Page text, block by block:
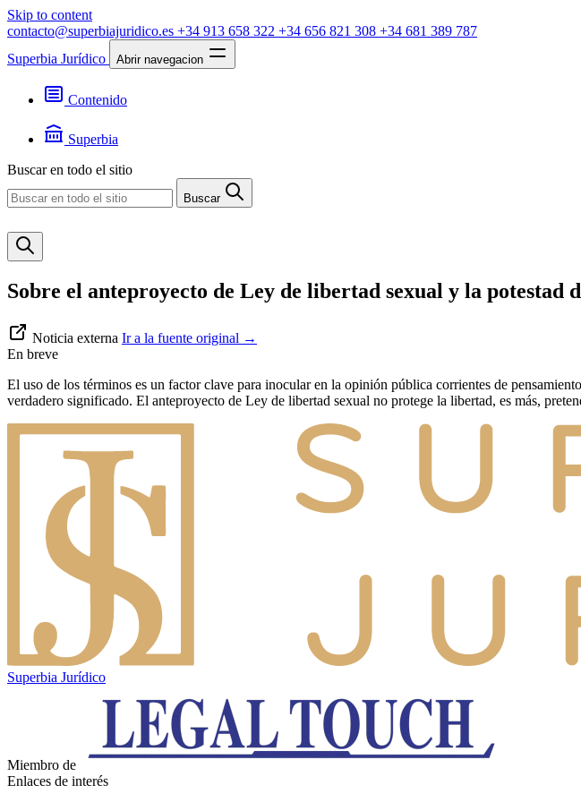
Skip to content
contacto@superbiajuridico.es +34 913 658 322 +34 656 821 308 +34 681 389 787
Superbia Jurídico
Abrir navegacion
Contenido
Jurisprudencia
Noticias
Superbia
Contacto
Buscar en todo el sitio
Buscar
Sobre el anteproyecto de Ley de libertad sexual y la
Noticia externa Ir a la fuente original →
En breve
El uso de los términos es un factor clave para inocular en la opinión pública corrientes de
verdadero significado. El anteproyecto de Ley de libertad sexual no protege la libertad, es más,
Superbia Jurídico
Miembro de
Enlaces de interés